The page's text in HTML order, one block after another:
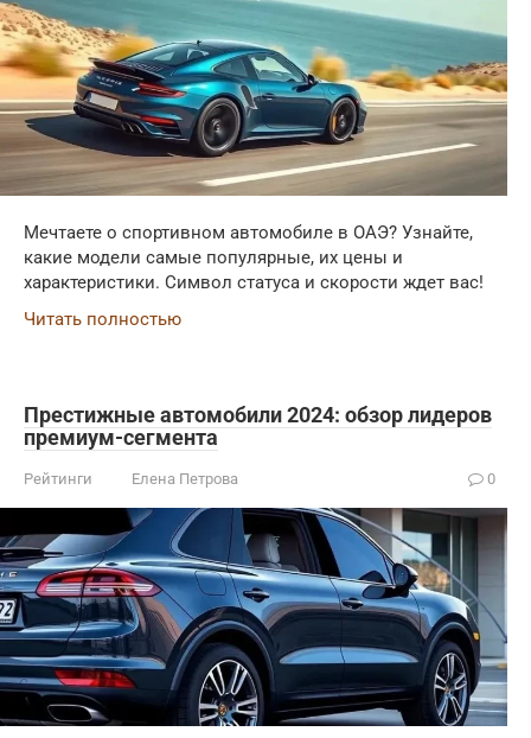
Мечтаете о спортивном автомобиле в ОАЭ? Узнайте,
какие модели самые популярные, их цены и
характеристики. Символ статуса и скорости ждет вас!
Читать полностью
Престижные автомобили 2024: обзор лидеров
премиум-сегмента
Рейтинги Елена Петрова 0